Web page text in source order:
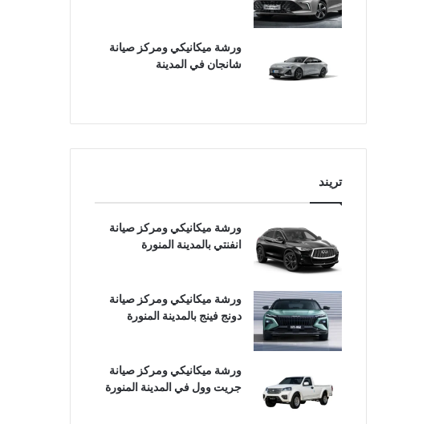
ورشة ميكانيكي ومركز صيانة
شانجان في المدينة
تريند
ورشة ميكانيكي ومركز صيانة
انفنتي بالمدينة المنورة
ورشة ميكانيكي ومركز صيانة
دونج فينج بالمدينة المنورة
ورشة ميكانيكي ومركز صيانة
جريت وول في المدينة المنورة